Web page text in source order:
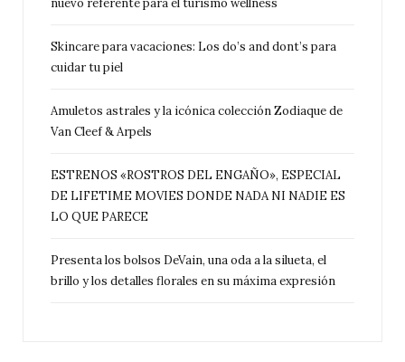
Skincare para vacaciones: Los do’s and dont’s para
cuidar tu piel
Amuletos astrales y la icónica colección Zodiaque de
Van Cleef & Arpels
ESTRENOS «ROSTROS DEL ENGAÑO», ESPECIAL
DE LIFETIME MOVIES DONDE NADA NI NADIE ES
LO QUE PARECE
Presenta los bolsos DeVain, una oda a la silueta, el
brillo y los detalles florales en su máxima expresión